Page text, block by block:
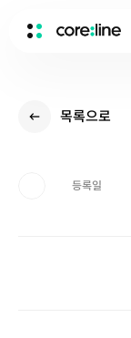
ABOUT목록으로
등록일